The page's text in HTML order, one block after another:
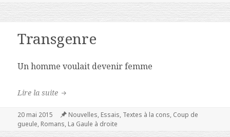
Transgenre
Un homme voulait devenir femme
Lire la suite Transgenre
Publié
le
20 mai 2015 Catégories
Nouvelles, Essais, Textes à la cons, Coup de
gueule, Romans, La Gaule à droite